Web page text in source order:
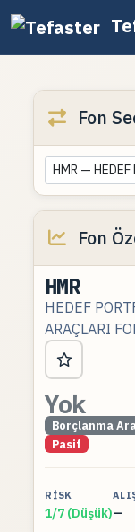
Fon
Fon
HMR
HEDEF
ARAÇLARI
Yok
Borçlanma
Pasif
RISK
1/7 (Düşük)—